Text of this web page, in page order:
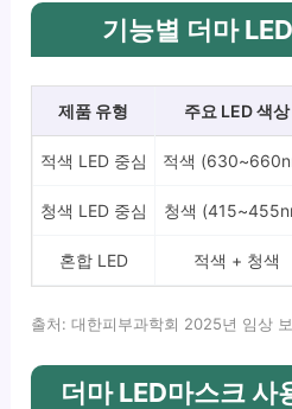
기능별 더마
제품 유형 주요 LED 색상
적색 LED 중심 적색
청색 LED 중심 청색
혼합 LED 적색 + 청색
출처: 대한피부과학회 2025년 임상
더마 LED마스크 사